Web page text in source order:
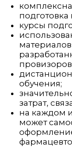
подготовка
курсы
обучения;
затрат,
на каждом
может